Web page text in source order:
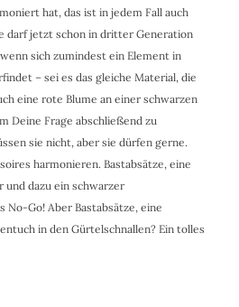
hat, das ist in jedem Fall auch
darf jetzt schon in dritter Generation
sich zumindest ein Element in
– sei es das gleiche Material, die
eine rote Blume an einer schwarzen
Deine Frage abschließend zu
sie nicht, aber sie dürfen gerne.
harmonieren. Bastabsätze, eine
und dazu ein schwarzer
No-Go! Aber Bastabsätze, eine
in den Gürtelschnallen? Ein tolles